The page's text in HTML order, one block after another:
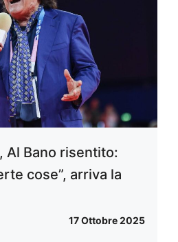
Al Bano risentito:
cose”, arriva la
17 Ottobre 2025